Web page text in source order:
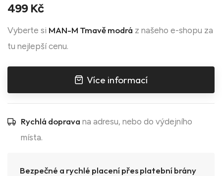
499 Kč
Vyberte si MAN-M Tmavě modrá z našeho e-shopu za
tu nejlepší cenu.
Více informací
Rychlá doprava na adresu, nebo do výdejního
místa.
Bezpečné a rychlé placení přes platební brány